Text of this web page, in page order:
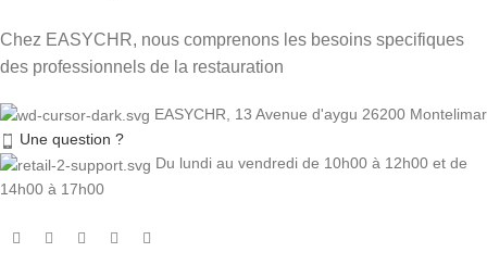
Chez EASYCHR, nous comprenons les besoins specifiques
des professionnels de la restauration
EASYCHR, 13 Avenue d'aygu 26200 Montelimar
Une question ?
Du lundi au vendredi de 10h00 à 12h00 et de
14h00 à 17h00